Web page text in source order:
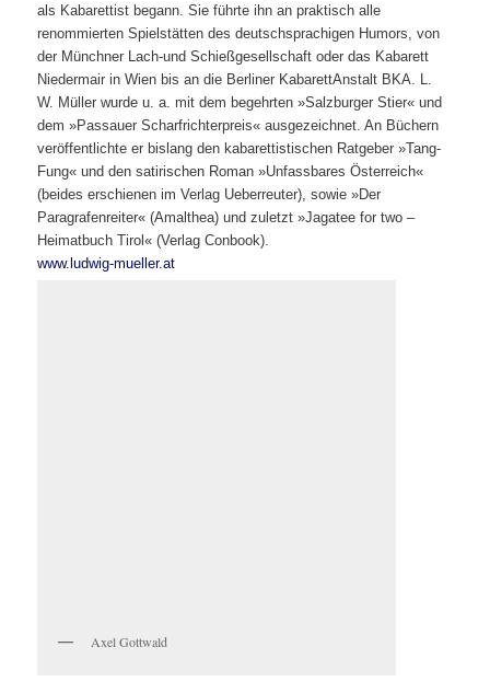
als Kabarettist begann. Sie führte ihn an praktisch alle
renommierten Spielstätten des deutschsprachigen Humors, von
der Münchner Lach-und Schießgesellschaft oder das Kabarett
Niedermair in Wien bis an die Berliner KabarettAnstalt BKA. L.
W. Müller wurde u. a. mit dem begehrten »Salzburger Stier« und
dem »Passauer Scharfrichterpreis« ausgezeichnet. An Büchern
veröffentlichte er bislang den kabarettistischen Ratgeber »Tang-
Fung« und den satirischen Roman »Unfassbares Österreich«
(beides erschienen im Verlag Ueberreuter), sowie »Der
Paragrafenreiter« (Amalthea) und zuletzt »Jagatee for two –
Heimatbuch Tirol« (Verlag Conbook).
www.ludwig-mueller.at
Antonio Vargas.